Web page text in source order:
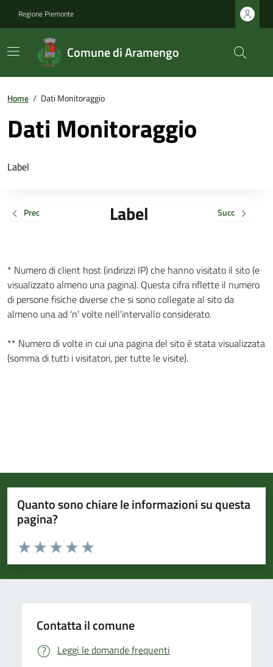
Regione Piemonte
Comune di Aramengo
Home / Dati Monitoraggio
Dati Monitoraggio
Label
Prec Label Succ
* Numero di client host (indirizzi IP) che hanno visitato il sito (e
visualizzato almeno una pagina). Questa cifra riflette il numero
di persone fisiche diverse che si sono collegate al sito da
almeno una ad 'n' volte nell'intervallo considerato.
** Numero di volte in cui una pagina del sito é stata visualizzata
(somma di tutti i visitatori, per tutte le visite).
Quanto sono chiare le informazioni su questa
pagina?
Valuta da 1 a 5 stelle la pagina
Valuta 5 stelle su 5
Valuta 4 stelle su 5
Valuta 3 stelle su 5
Valuta 2 stelle su 5
Valuta 1 stelle su 5
Contatta il comune
Leggi le domande frequenti